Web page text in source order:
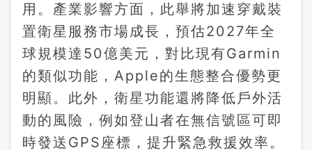
用。產業影響方面，此舉將加速穿戴裝
置衛星服務市場成長，預估2027年全
球規模達50億美元，對比現有Garmin
的類似功能，Apple的生態整合優勢更
明顯。此外，衛星功能還將降低戶外活
動的風險，例如登山者在無信號區可即
時發送GPS座標，提升緊急救援效率。